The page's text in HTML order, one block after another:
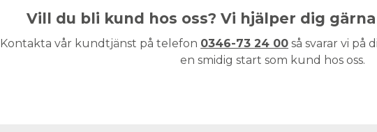
Vill du bli kund hos oss? Vi hjälper dig
Kontakta vår kundtjänst på telefon 0346-73 24 00 så svarar vi på
en smidig start som kund hos oss.